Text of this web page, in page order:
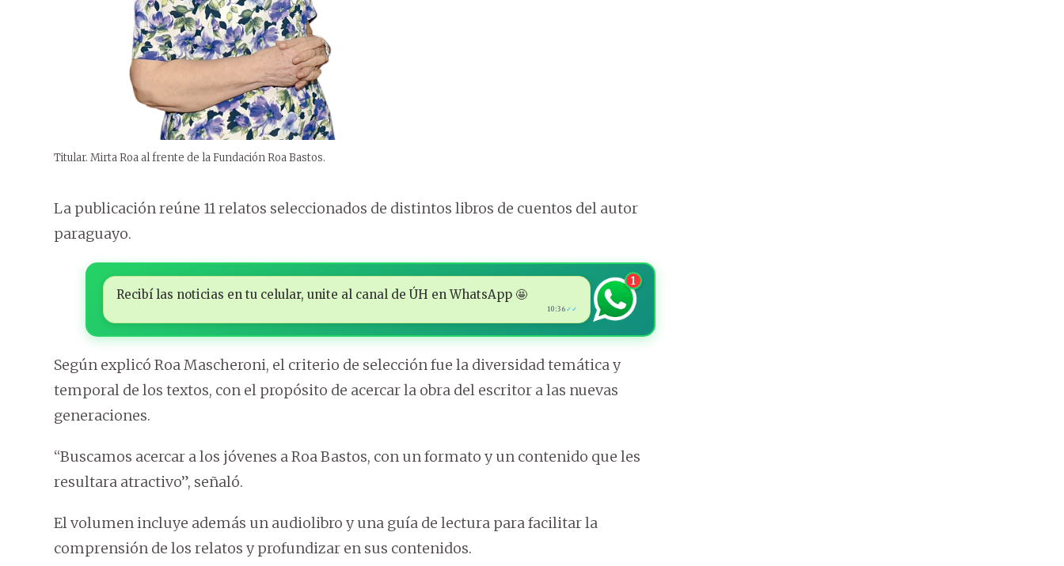
Titular. Mirta Roa al frente de la Fundación Roa Bastos.
La publicación reúne 11 relatos seleccionados de distintos libros de cuentos del autor
paraguayo.
Recibí las noticias en tu celular, unite al canal de ÚH en WhatsApp 🤩
10:36 ✓✓
1
Según explicó Roa Mascheroni, el criterio de selección fue la diversidad temática y
temporal de los textos, con el propósito de acercar la obra del escritor a las nuevas
generaciones.
“Buscamos acercar a los jóvenes a Roa Bastos, con un formato y un contenido que les
resultara atractivo”, señaló.
El volumen incluye además un audiolibro y una guía de lectura para facilitar la
comprensión de los relatos y profundizar en sus contenidos.